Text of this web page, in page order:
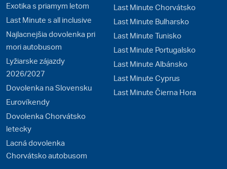
Exotika s priamym letom
Last Minute s all inclusive
Najlacnejšia dovolenka pri
mori autobusom
Lyžiarske zájazdy
2026/2027
Dovolenka na Slovensku
Eurovíkendy
Dovolenka Chorvátsko
letecky
Lacná dovolenka
Chorvátsko autobusom
Last Minute Chorvátsko
Last Minute Bulharsko
Last Minute Tunisko
Last Minute Portugalsko
Last Minute Albánsko
Last Minute Cyprus
Last Minute Čierna Hora